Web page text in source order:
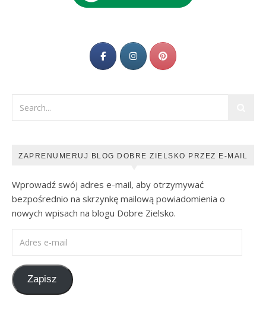
ZAPRENUMERUJ BLOG DOBRE ZIELSKO PRZEZ E-MAIL
Wprowadź swój adres e-mail, aby otrzymywać
bezpośrednio na skrzynkę mailową powiadomienia o
nowych wpisach na blogu Dobre Zielsko.
Zapisz